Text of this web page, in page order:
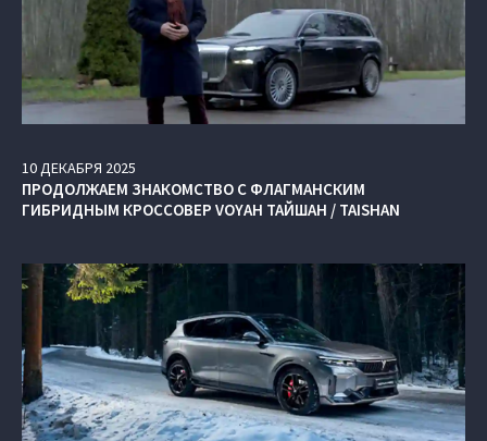
10ДЕКАБРЯ 2025
ПРОДОЛЖАЕМ ЗНАКОМСТВО С ФЛАГМАНСКИМ
ГИБРИДНЫМ КРОССОВЕР VOYAH ТАЙШАН / TAISHAN